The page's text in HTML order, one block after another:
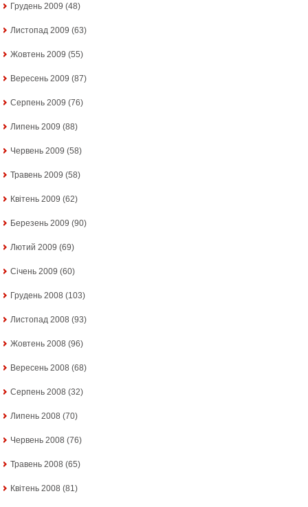
Грудень 2009 (48)
Листопад 2009 (63)
Жовтень 2009 (55)
Вересень 2009 (87)
Серпень 2009 (76)
Липень 2009 (88)
Червень 2009 (58)
Травень 2009 (58)
Квітень 2009 (62)
Березень 2009 (90)
Лютий 2009 (69)
Січень 2009 (60)
Грудень 2008 (103)
Листопад 2008 (93)
Жовтень 2008 (96)
Вересень 2008 (68)
Серпень 2008 (32)
Липень 2008 (70)
Червень 2008 (76)
Травень 2008 (65)
Квітень 2008 (81)